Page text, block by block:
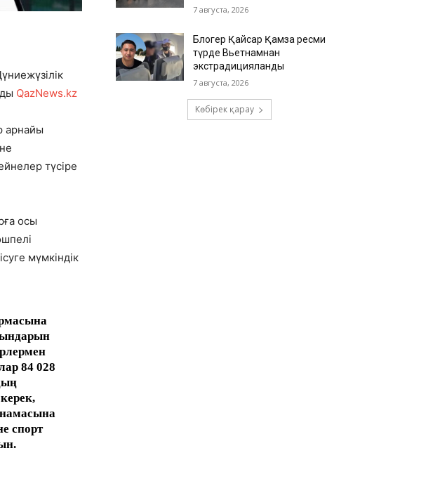
QazNews.kz
арнайы
түсіре
осы
мүмкіндік
84 028
спорт
7 августа, 2026
Блогер Қайсар Қамза ресми
түрде Вьетнамнан
экстрадицияланды
7 августа, 2026
Көбірек қарау